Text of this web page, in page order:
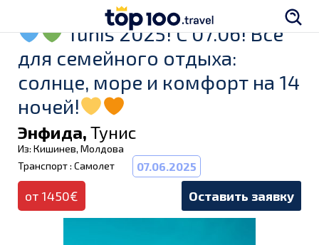
Tunis 2025! C 07.06! Всё
для семейного отдыха:
солнце, море и комфорт на 14
ночей!
Энфида, Тунис
Из: Кишинев, Молдова
Транспорт : Самолет
07.06.2025
от 1450€ Оставить заявку